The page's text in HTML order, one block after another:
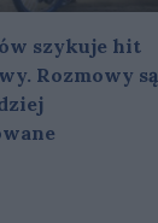
szykuje hit
Rozmowy są